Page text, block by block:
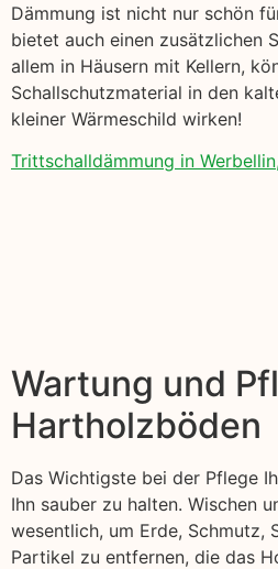
Dämmung ist nicht nur schön
bietet auch einen zusätzlichen
allem in Häusern mit Kellern,
Schallschutzmaterial in den
kleiner Wärmeschild wirken!
Trittschalldämmung in
Wartung und
Hartholzböden
Das Wichtigste bei der Pflege
Ihn sauber zu halten. Wischen
wesentlich, um Erde, Schmutz,
Partikel zu entfernen, die das